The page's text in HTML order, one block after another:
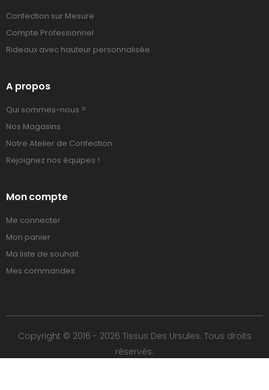
Confection sur Mesure
Compte Professionnel
Rideaux avec hauteur personnalisée
A propos
Qui sommes-nous ?
Nos Magasins
Notre Atelier de Confection
Rejoignez nos équipes !
Mon compte
Me connecter
Mon panier
Ma liste de souhait
Mes commandes
Copyright © 2016 - 2026 Tissus Des Ursules. Tous droits
réservés.